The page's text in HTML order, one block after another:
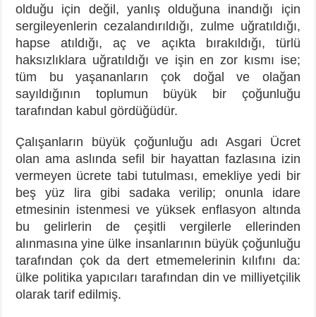
olduğu için değil, yanlış olduğuna inandığı için
sergileyenlerin cezalandırıldığı, zulme uğratıldığı,
hapse atıldığı, aç ve açıkta bırakıldığı, türlü
haksızlıklara uğratıldığı ve işin en zor kısmı ise;
tüm bu yaşananların çok doğal ve olağan
sayıldığının toplumun büyük bir çoğunluğu
tarafından kabul gördüğüdür.
Çalışanların büyük çoğunluğu adı Asgari Ücret
olan ama aslında sefil bir hayattan fazlasına izin
vermeyen ücrete tabi tutulması, emekliye yedi bir
beş yüz lira gibi sadaka verilip; onunla idare
etmesinin istenmesi ve yüksek enflasyon altında
bu gelirlerin de çeşitli vergilerle ellerinden
alınmasına yine ülke insanlarının büyük çoğunluğu
tarafından çok da dert etmemelerinin kılıfını da:
ülke politika yapıcıları tarafından din ve milliyetçilik
olarak tarif edilmiş.